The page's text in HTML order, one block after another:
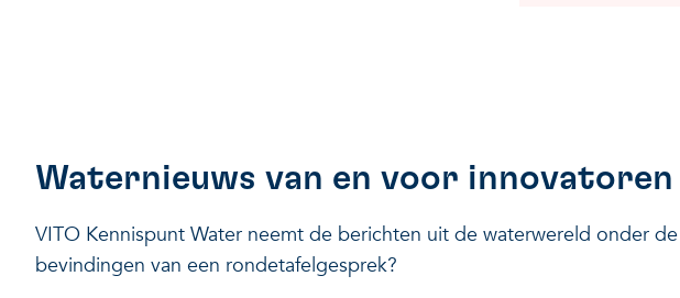
Waternieuws van en voor innovatoren
VITO Kennispunt Water neemt de berichten uit de waterwereld onder
bevindingen van een rondetafelgesprek?